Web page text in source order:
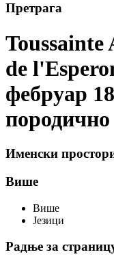
Претрага
Toussainte
de
фебруар
породично
Именски
Више
Више
Језици
Радње за